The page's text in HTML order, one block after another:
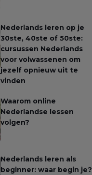
Nederlands leren op je
30ste, 40ste of 50ste:
cursussen Nederlands
voor volwassenen om
jezelf opnieuw uit te
vinden
Waarom online
Nederlandse lessen
volgen?
Nederlands leren als
beginner: waar begin je?